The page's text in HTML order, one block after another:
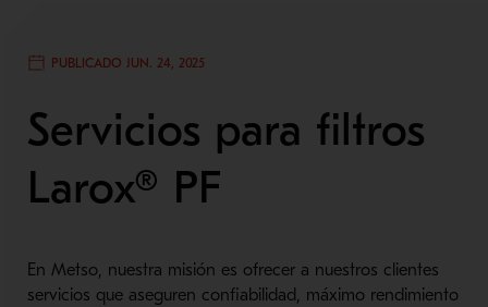
PUBLICADO JUN. 24, 2025
Servicios para filtros
Larox® PF
En Metso, nuestra misión es ofrecer a nuestros clientes
servicios que aseguren confiabilidad, máximo rendimiento